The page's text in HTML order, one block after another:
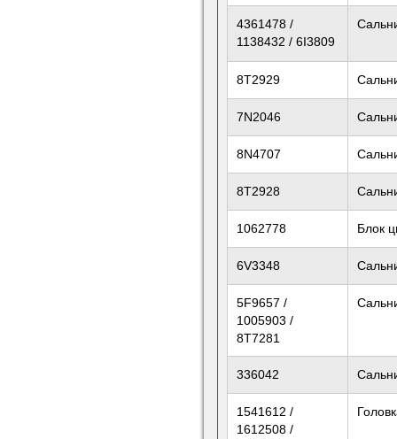
4361478 /
1138432 / 6I3809
8T2929
7N2046
8N4707
8T2928
1062778 Блок
6V3348
5F9657 /
1005903 /
8T7281
336042
1541612 /
1612508 /